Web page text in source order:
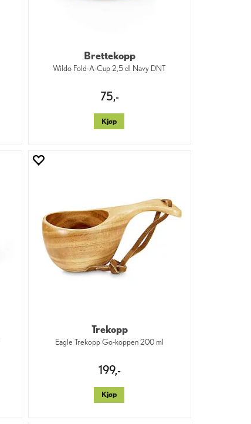
Brettekopp
Wildo Fold-A-Cup 2,5 dl Navy DNT
75,-
Kjøp
Trekopp
Eagle Trekopp Go-koppen 200 ml
199,-
Kjøp